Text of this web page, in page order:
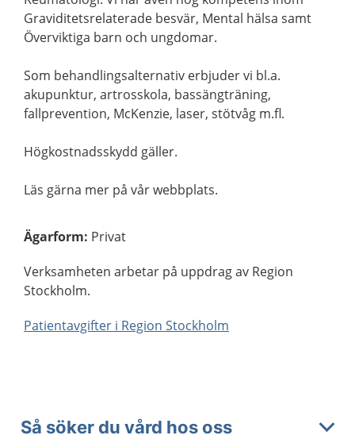
Graviditetsrelaterade besvär, Mental hälsa samt
Överviktiga barn och ungdomar.
Som behandlingsalternativ erbjuder vi bl.a.
akupunktur, artrosskola, bassängträning,
fallprevention, McKenzie, laser, stötvåg m.fl.
Högkostnadsskydd gäller.
Läs gärna mer på vår webbplats.
Ägarform: Privat
Verksamheten arbetar på uppdrag av Region
Stockholm.
Patientavgifter i Region Stockholm
Så söker du vård hos oss